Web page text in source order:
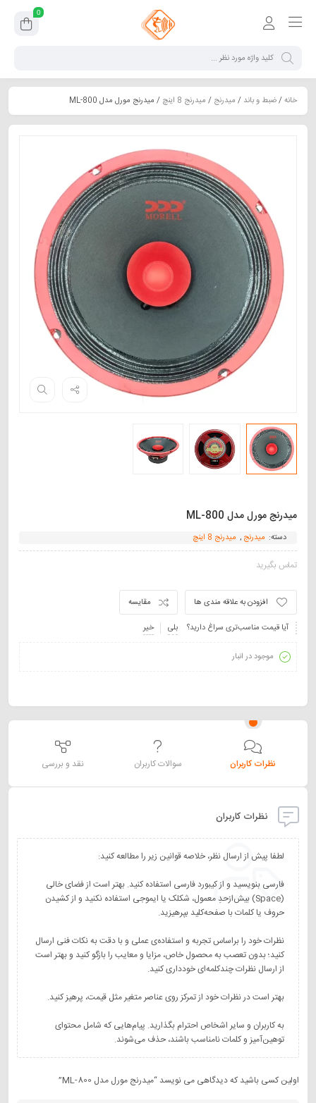
0
خانه/ضبط و باند / میدرنج / میدرنج 8 اینچ / میدرنج مورل مدل ML-800
میدرنج مورل مدل ML-800
دسته: میدرنج , میدرنج 8 اینچ
تماس بگیرید
مقایسه
افزودن به علاقه مندی ها
آیا قیمت مناسب‌تری سراغ دارید؟
بلی خیر
موجود در انبار
نظرات کاربران سوالات کاربران نقد و بررسی
نظرات کاربران
فارسی بنویسید و از کیبورد فارسی استفاده کنید. بهتر است از فضای خالی
(Space) بیش‌از‌حدِ معمول، شکلک یا ایموجی استفاده نکنید و از کشیدن
نظرات خود را براساس تجربه و استفاده‌ی عملی و با دقت به نکات فنی ارسال
کنید؛ بدون تعصب به محصول خاص، مزایا و معایب را بازگو کنید و بهتر است
به کاربران و سایر اشخاص احترام بگذارید. پیام‌هایی که شامل محتوای
توهین‌آمیز و کلمات نامناسب باشند، حذف می‌شوند.
اولین کسی باشید که دیدگاهی می نویسد “میدرنج مورل مدل ML-800”